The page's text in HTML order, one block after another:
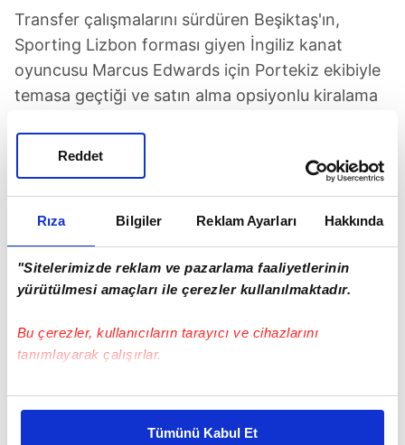
Rıza Bilgiler Reklam Ayarları Hakkında
"Sitelerimizde reklam ve pazarlama faaliyetlerinin
yürütülmesi amaçları ile çerezler kullanılmaktadır.
Bu çerezler, kullanıcıların tarayıcı ve cihazlarını
tanımlayarak çalışırlar.
Bu çerezlere izin vermeniz halinde sizlere özel
daha iyi reklam deneyimi yaşatabiliriz. Bunu yaparken
Tümünü Kabul Et
Reddet
Transfer çalışmalarını sürdüren Beşiktaş'ın,
Sporting Lizbon forması giyen İngiliz kanat
oyuncusu Marcus Edwards için Portekiz ekibiyle
temasa geçtiği ve satın alma opsiyonlu kiralama
Geçtiğimiz günlerde teknik direktör Rui Borges'in
kararıyla kadro dışı bırakılan yıldız futbolcunun da
istediği ifade ediliyor. 26 yaşındaki oyuncunun
TIKLAYIN